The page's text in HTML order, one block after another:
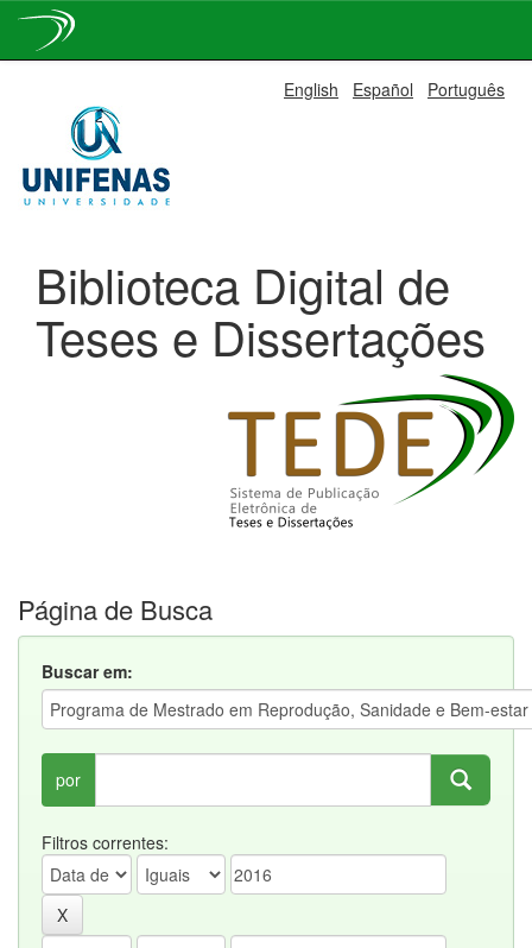
navigation
English Español Português
Biblioteca Digital de
Teses e Dissertações
Página de Busca
Buscar em:
por
Filtros correntes: